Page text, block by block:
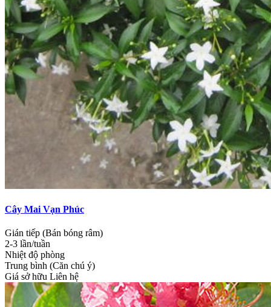
Cây Mai Vạn Phúc
Gián tiếp (Bán bóng râm)
2-3 lần/tuần
Nhiệt độ phòng
Trung bình (Căn chú ý)
Giá sở hữu Liên hệ